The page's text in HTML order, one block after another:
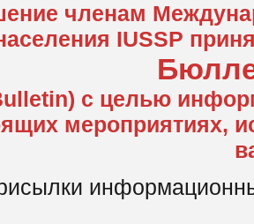
членам
IUSSP
с целью
мероприятиях,